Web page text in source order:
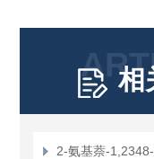
相
2-氨基萘-